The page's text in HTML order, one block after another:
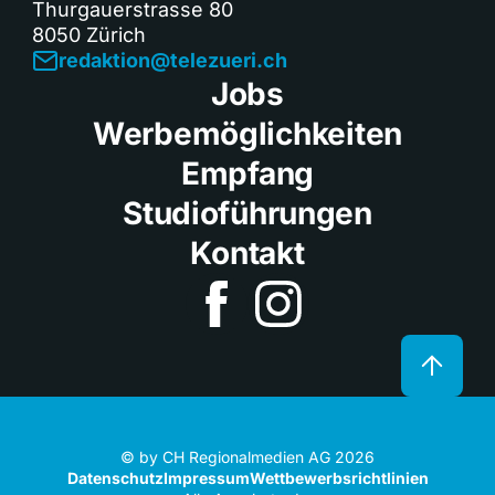
Thurgauerstrasse 80
8050 Zürich
redaktion@telezueri.ch
Jobs
Werbemöglichkeiten
Empfang
Studioführungen
Kontakt
© by CH Regionalmedien AG 2026
DatenschutzImpressumWettbewerbsrichtlinien